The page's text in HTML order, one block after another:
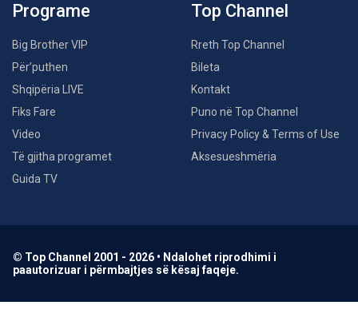
Programe
Big Brother VIP
Për’puthen
Shqipëria LIVE
Fiks Fare
Video
Të gjitha programet
Guida TV
Top Channel
Rreth Top Channel
Bileta
Kontakt
Puno në Top Channel
Privacy Policy & Terms of Use
Aksesueshmëria
© Top Channel 2001 - 2026 • Ndalohet riprodhimi i
paautorizuar i përmbajtjes së kësaj faqeje.